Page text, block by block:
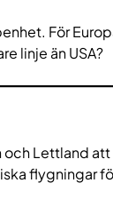
För
linje än USA?
och Lettland
flygningar